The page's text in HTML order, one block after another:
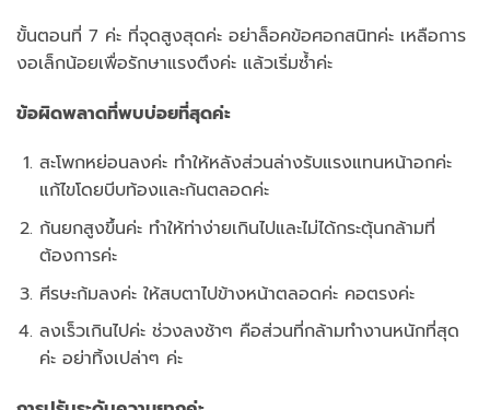
ขั้นตอนที่ 7 ค่ะ ที่จุดสูงสุดค่ะ อย่าล็อคข้อศอกสนิทค่ะ เหลือการ
งอเล็กน้อยเพื่อรักษาแรงตึงค่ะ แล้วเริ่มซ้ำค่ะ
ข้อผิดพลาดที่พบบ่อยที่สุดค่ะ
สะโพกหย่อนลงค่ะ ทำให้หลังส่วนล่างรับแรงแทนหน้าอกค่ะ
แก้ไขโดยบีบท้องและก้นตลอดค่ะ
ก้นยกสูงขึ้นค่ะ ทำให้ท่าง่ายเกินไปและไม่ได้กระตุ้นกล้ามที่
ต้องการค่ะ
ศีรษะก้มลงค่ะ ให้สบตาไปข้างหน้าตลอดค่ะ คอตรงค่ะ
ลงเร็วเกินไปค่ะ ช่วงลงช้าๆ คือส่วนที่กล้ามทำงานหนักที่สุด
ค่ะ อย่าทิ้งเปล่าๆ ค่ะ